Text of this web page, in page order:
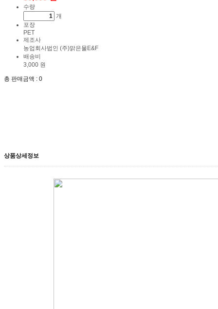
수량
개
포장
PET
제조사
농업회사법인 (주)맑은물E&F
배송비
3,000 원
총 판매금액 : 0
상품상세정보